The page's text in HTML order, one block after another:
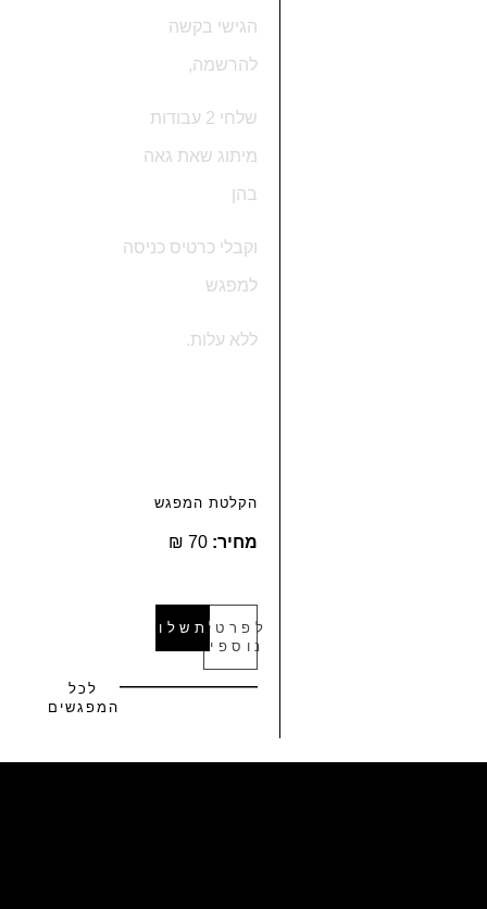
הגישי בקשה
להרשמה,
שלחי 2 עבודות
מיתוג שאת גאה
בהן
וקבלי כרטיס כניסה
למפגש
ללא עלות.
הקלטת המפגש
מחיר:70 ₪
לפרטים
נוספים
לתשלום
לכל
המפגשים